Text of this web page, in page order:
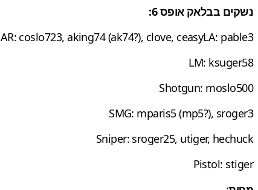
נשקים בבלאק אופס 6:
AR: coslo723, aking74 (ak74?), clove, ceasyLA: pable3
LM: ksuger58
Shotgun: moslo500
SMG: mparis5 (mp5?), sroger3
Sniper: sroger25, utiger, hechuck
Pistol: stiger